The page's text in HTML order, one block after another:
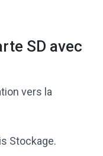
SD avec
vers la
Stockage.